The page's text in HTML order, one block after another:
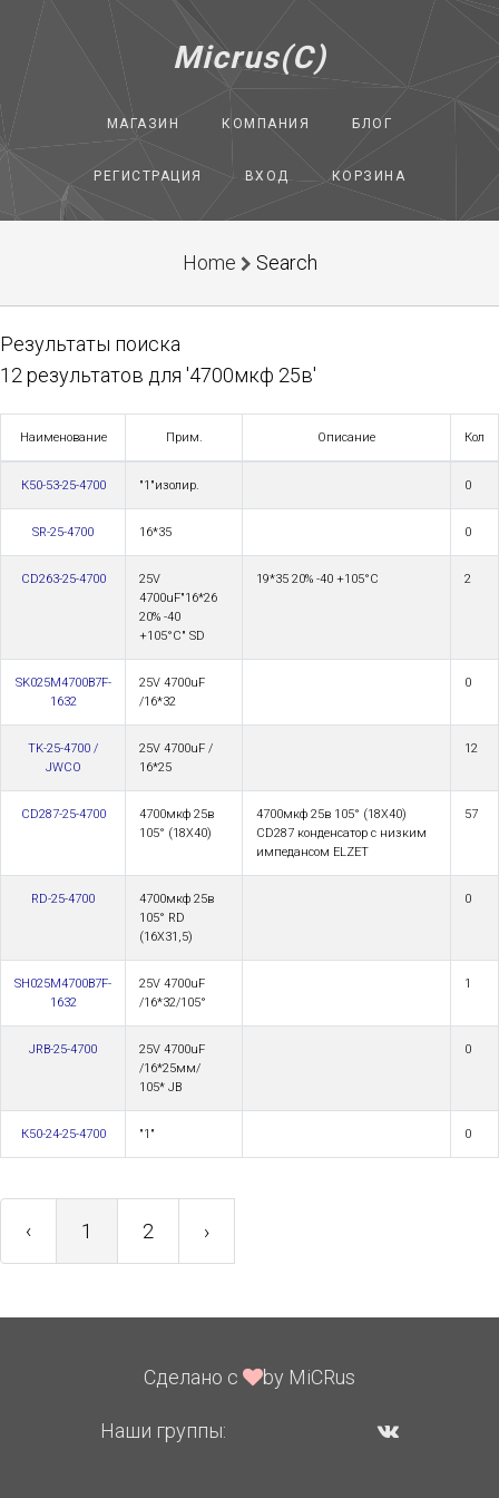
Micrus(C)
МАГАЗИН КОМПАНИЯ БЛОГ
РЕГИСТРАЦИЯ ВХОД КОРЗИНА
Home Search
Результаты поиска
12 результатов для '4700мкф 25в'
Наименование Прим. Описание Кол
К50-53-25-4700 "1"изолир. 0
SR-25-4700 16*35 0
CD263-25-4700
25V
4700uF"16*26
20% -40
+105°С" SD
19*35 20% -40 +105°С 2
SK025M4700B7F-
1632
25V 4700uF
/16*32
0
TK-25-4700 /
JWCO
25V 4700uF /
16*25
12
CD287-25-4700
4700мкф 25в
105° (18Х40)
4700мкф 25в 105° (18Х40)
CD287 конденсатор с низким
импедансом ELZET
57
RD-25-4700
4700мкф 25в
105° RD
(16X31,5)
0
SH025M4700B7F-
1632
25V 4700uF
/16*32/105°
1
JRB-25-4700
25V 4700uF
/16*25мм/
105* JB
0
К50-24-25-4700 "1" 0
‹ 1 2 ›
Сделано с by MiCRus
Наши группы: